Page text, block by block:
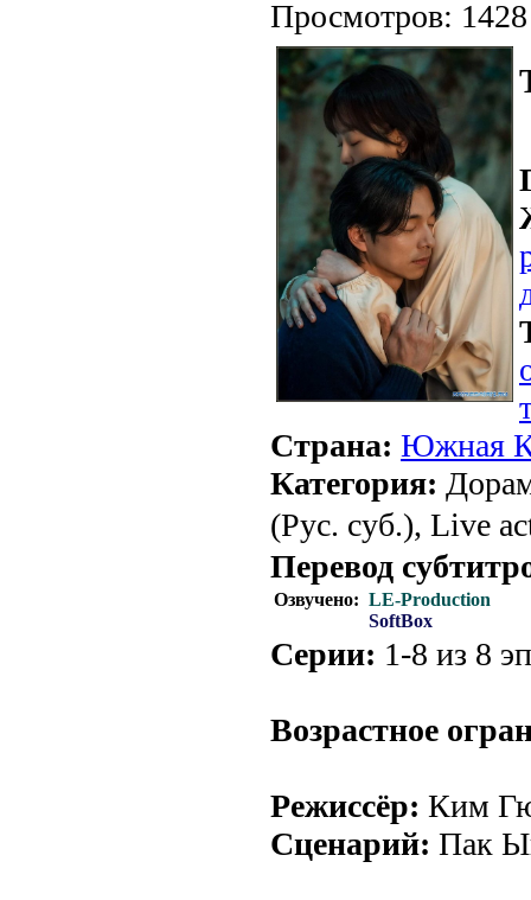
Просмотров: 1428
Страна: Южная
Категория:
(Рус. суб.), Live
Перевод
Озвучено: LE-Production
SoftBox
Серии: 1-8 из 8
Возрастное
Режиссёр: Ким
Сценарий: Пак